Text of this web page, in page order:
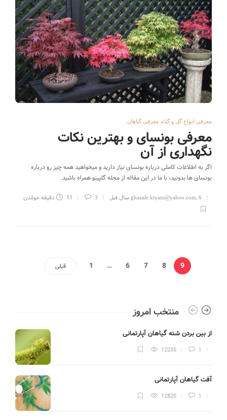
معرفی انواع گل و گیاه, معرفی گیاهان
معرفی بونسای و بهترین نکات
نگهداری از آن
اگر به اطلاعات کاملی درباره بونسای نیاز دارید و میخواهید همه چیز رو درباره
بونسای ها بدونید، با ما در این مقاله از مجله گلپینو همراه باشید.
ghazale.kiyani@yahoo.com, 6 سال قبل 3 11 دقیقه خواندن
قبلی 1 … 6 7 8 9
منتخب امروز
از بین بردن شته گیاهان آپارتمانی
1
12235
آفت گیاهان آپارتمانی
1
12820